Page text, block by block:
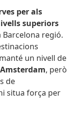
per als
superiors
regió.
manté un nivell de
, però
de
situa força per